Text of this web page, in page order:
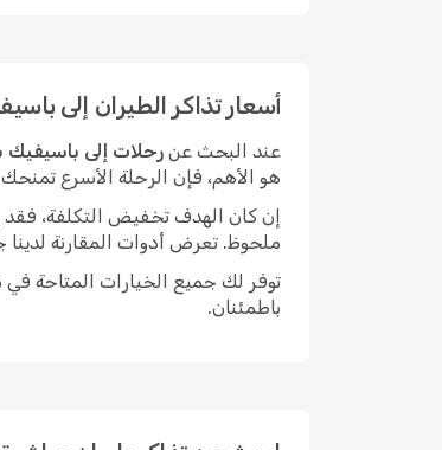
أسعار تذاكر الطيران إلى
عند البحث عن رحلات إلى باسيفيك
هو الأهم، فإن الرحلة الأسرع
إن كان الهدف تخفيض التكلفة، فقد
ملحوظ. تعرض أدوات المقارنة
توفر لك جميع الخيارات المتاحة في
باطمئنان.